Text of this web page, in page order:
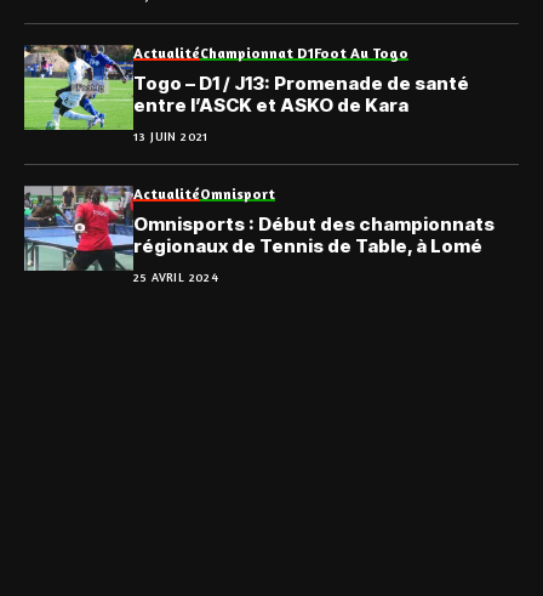
ActualitéChampionnat D1Foot Au Togo
Togo – D1 / J13: Promenade de santé
entre l’ASCK et ASKO de Kara
13 JUIN 2021
ActualitéOmnisport
Omnisports : Début des championnats
régionaux de Tennis de Table, à Lomé
25 AVRIL 2024